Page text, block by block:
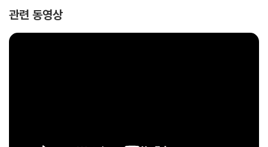
『미래의 부』을 읽고 나면 당장 해외주식 앱을 찾아 다운로드 중인 자신을
대신 애플 주식을 매수하며 새로운 부의 흐름에 올라탈 대비를 시작할 것
관련 동영상